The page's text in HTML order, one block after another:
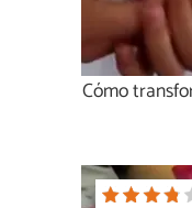
Cómo